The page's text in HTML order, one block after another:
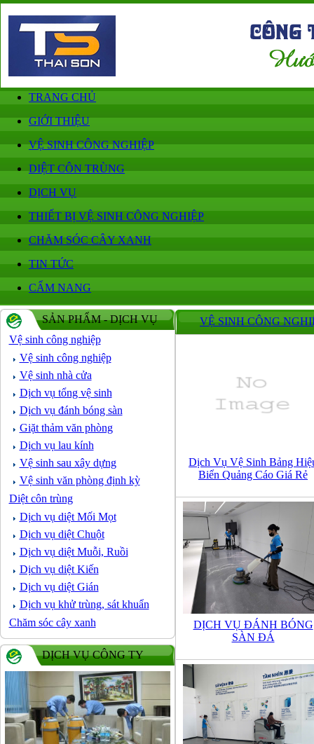
TRANG CHỦ
GIỚI THIỆU
VỆ SINH CÔNG NGHIỆP
DIỆT CÔN TRÙNG
DỊCH VỤ
THIẾT BỊ VỆ SINH CÔNG NGHIỆP
CHĂM SÓC CÂY XANH
TIN TỨC
CẨM NANG
SẢN PHẨM - DỊCH VỤ
Vệ sinh công nghiệp
Vệ sinh công nghiệp
Vệ sinh nhà cửa
Dịch vụ tổng vệ sinh
Dịch vụ đánh bóng sàn
Giặt thảm văn phòng
Dịch vụ lau kính
Vệ sinh sau xây dựng
Vệ sinh văn phòng định kỳ
Diệt côn trùng
Dịch vụ diệt Mối Mọt
Dịch vụ diệt Chuột
Dịch vụ diệt Muỗi, Ruồi
Dịch vụ diệt Kiến
Dịch vụ diệt Gián
Dịch vụ khử trùng, sát khuẩn
Chăm sóc cây xanh
DỊCH VỤ CÔNG TY
VỆ SINH CÔNG
Dịch Vụ Vệ Sinh Bảng
Biển Quảng Cáo Giá Rẻ
DỊCH VỤ ĐÁNH BÓNG
SÀN ĐÁ